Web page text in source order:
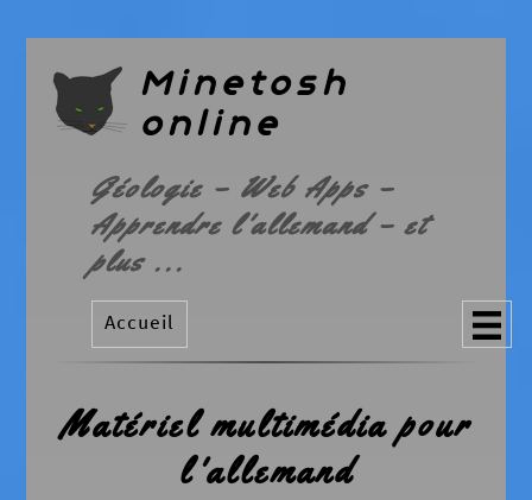
Minetosh
online
Géologie – Web Apps –
Apprendre l'allemand – et
plus ...
Accueil
Matériel multimédia pour
l'allemand